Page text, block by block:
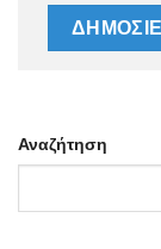
Αναζήτηση